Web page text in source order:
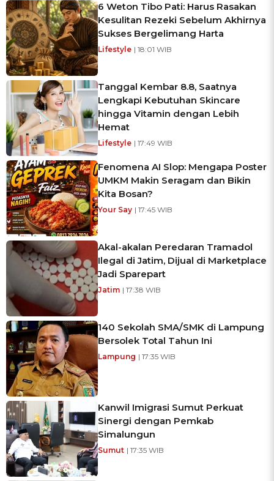
6 Weton Tibo Pati: Harus Rasakan
Kesulitan Rezeki Sebelum Akhirnya
Sukses Bergelimang Harta
Lifestyle | 18:01 WIB
Tanggal Kembar 8.8, Saatnya
Lengkapi Kebutuhan Skincare
hingga Vitamin dengan Lebih
Hemat
Lifestyle | 17:49 WIB
Fenomena AI Slop: Mengapa Poster
UMKM Makin Seragam dan Bikin
Kita Bosan?
Your Say | 17:45 WIB
Akal-akalan Peredaran Tramadol
Ilegal di Jatim, Dijual di Marketplace
Jadi Sparepart
Jatim | 17:38 WIB
140 Sekolah SMA/SMK di Lampung
Bersolek Total Tahun Ini
Lampung | 17:35 WIB
Kanwil Imigrasi Sumut Perkuat
Sinergi dengan Pemkab
Simalungun
Sumut | 17:35 WIB